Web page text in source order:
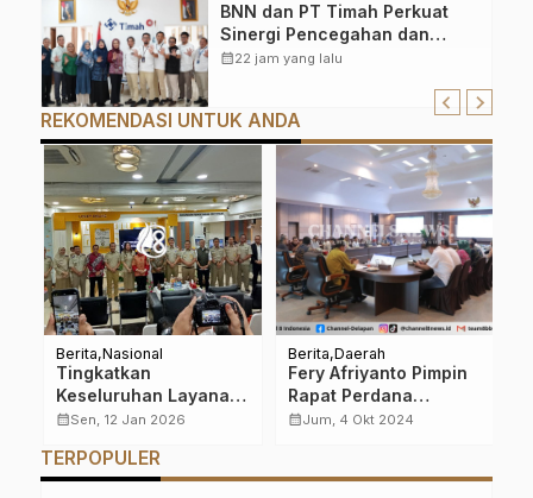
BNN dan PT Timah Perkuat
Sinergi Pencegahan dan
Pemberantasan Narkoba
calendar_month22 jam yang lalu
REKOMENDASI UNTUK ANDA
Berita Nasional
Tingkatkan
Keseluruhan Layanan
Pertanahan, DKI
Aplikasi Pengukuran
Terjadwal
calendar_monthSen, 12 Jan 2026
Berita Daerah
Fery Afriyanto Pimpin
Rapat Perdana
Persiapan HUT Babel
calendar_monthJum, 4 Okt 2024
TERPOPULER